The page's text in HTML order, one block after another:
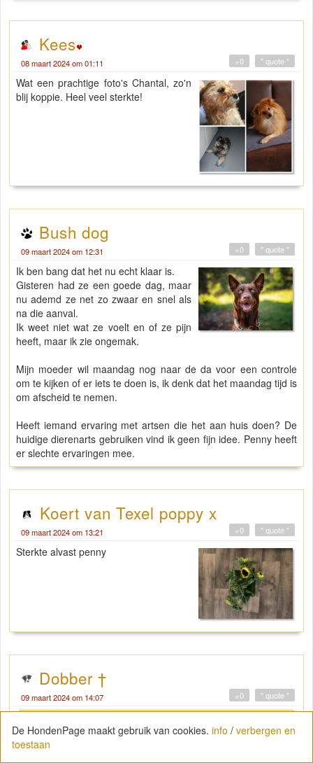
Kees
08 maart 2024 om 01:11 " quote "
+0
Wat een prachtige foto's Chantal, zo'n
blij koppie. Heel veel sterkte!
Bush dog
09 maart 2024 om 12:31 " quote "
+0
Ik ben bang dat het nu echt klaar is.
Gisteren had ze een goede dag, maar
nu ademd ze net zo zwaar en snel als
na die aanval.
Ik weet niet wat ze voelt en of ze pijn
heeft, maar ik zie ongemak.
Mijn moeder wil maandag nog naar de da voor een controle
om te kijken of er iets te doen is, ik denk dat het maandag tijd is
om afscheid te nemen.
Heeft iemand ervaring met artsen die het aan huis doen? De
huidige dierenarts gebruiken vind ik geen fijn idee. Penny heeft
er slechte ervaringen mee.
Koert van Texel poppy x
09 maart 2024 om 13:21 " quote "
+0
Sterkte alvast penny
Dobber †
09 maart 2024 om 14:07 " quote "
+0
"Ik ben bang dat het nu echt klaar
is.
De HondenPage maakt gebruik van cookies. info / verbergen en
toestaan